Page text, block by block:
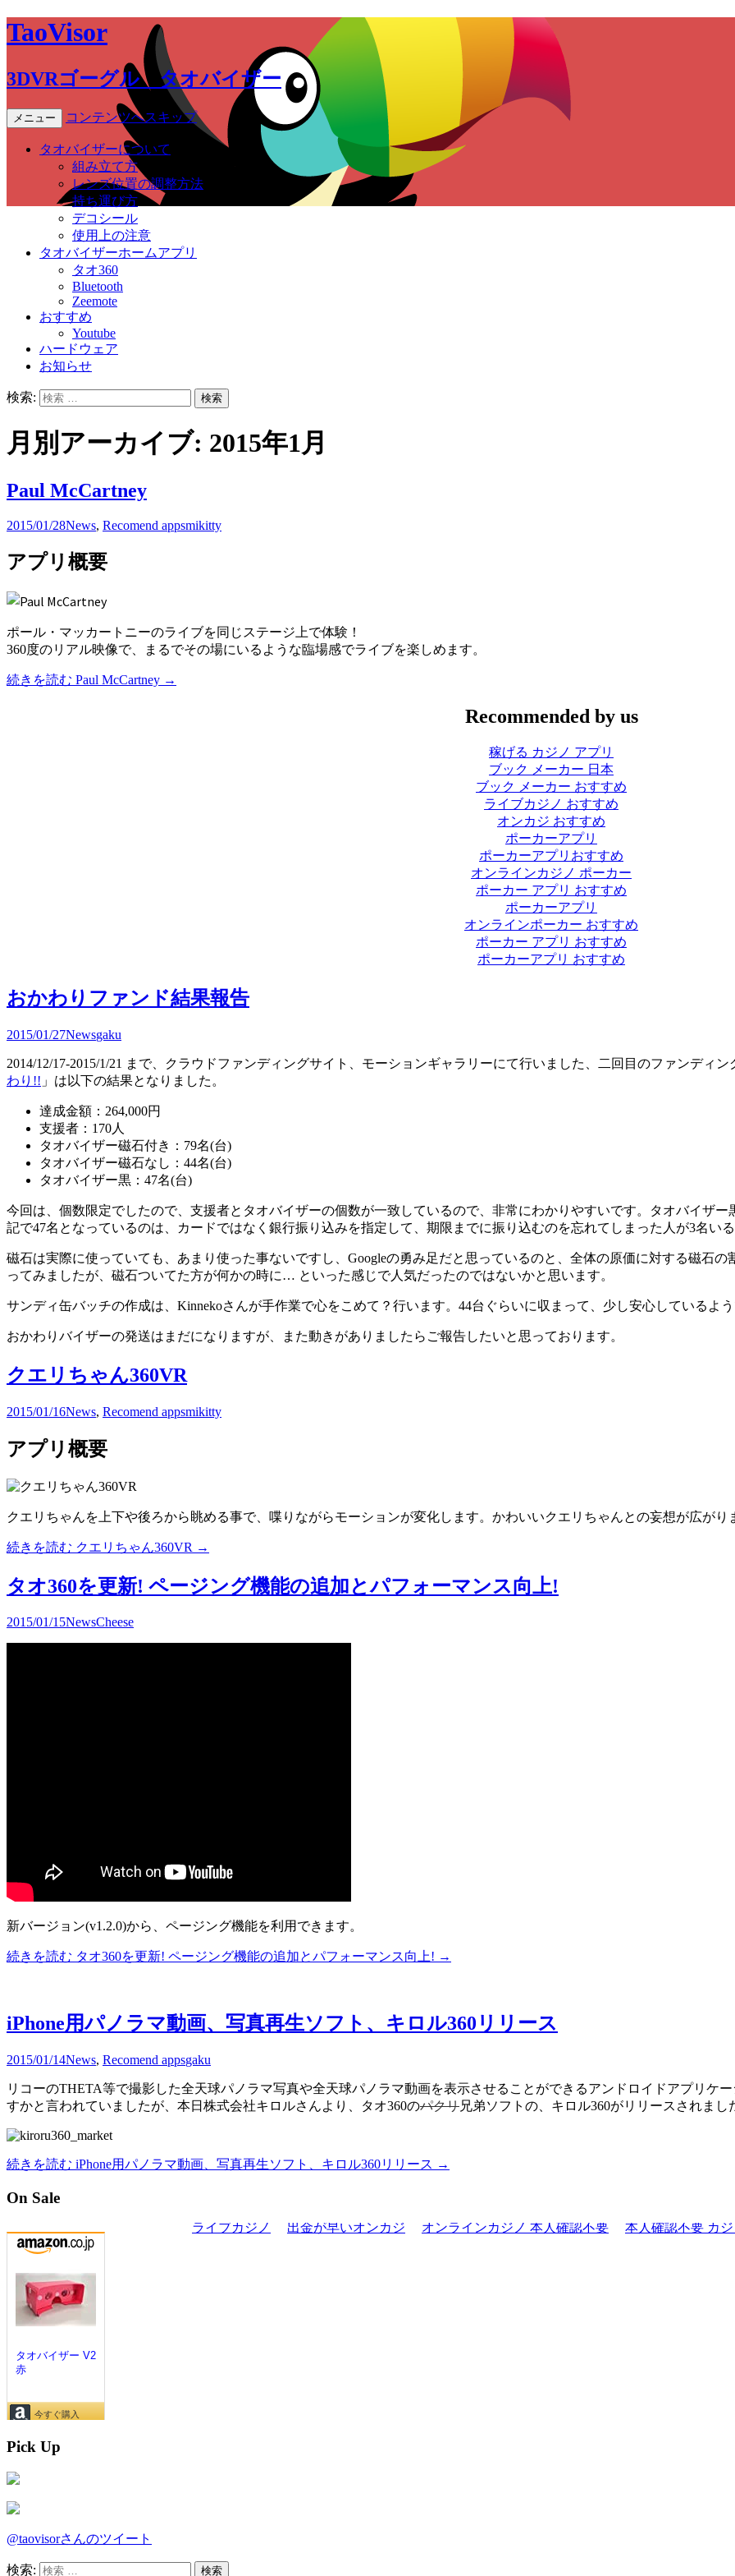
TaoVisor
3DVRゴーグル タオバイザー
メニュー コンテンツへスキップ
タオバイザーについて
組み立て方
レンズ位置の調整方法
持ち運び方
デコシール
使用上の注意
タオバイザーホームアプリ
タオ360
Bluetooth
Zeemote
おすすめ
Youtube
ハードウェア
お知らせ
検索:
月別アーカイブ: 2015年1月
Paul McCartney
2015/01/28News, Recomend appsmikitty
アプリ概要
ポール・マッカートニーのライブを同じステージ上で体験！
360度のリアル映像で、まるでその場にいるような臨場感でライブを楽しめます。
続きを読む Paul McCartney →
Recommended by us
稼げる カジノ アプリ
ブック メーカー 日本
ブック メーカー おすすめ
ライブカジノ おすすめ
オンカジ おすすめ
ポーカーアプリ
ポーカーアプリおすすめ
オンラインカジノ ポーカー
ポーカー アプリ おすすめ
ポーカーアプリ
オンラインポーカー おすすめ
ポーカー アプリ おすすめ
ポーカーアプリ おすすめ
おかわりファンド結果報告
2015/01/27Newsgaku
2014/12/17-2015/1/21 まで、クラウドファンディングサイト、モーションギャラリーにて行いました、二回目のファンディン
わり!! 」は以下の結果となりました。
達成金額：264,000円
支援者：170人
タオバイザー磁石付き：79名(台)
タオバイザー磁石なし：44名(台)
タオバイザー黒：47名(台)
今回は、個数限定でしたので、支援者とタオバイザーの個数が一致しているので、非常にわかりやすいです。タオバイザ
記で47名となっているのは、カードではなく銀行振り込みを指定して、期限までに振り込むのを忘れてしまった人が3名い
磁石は実際に使っていても、あまり使った事ないですし、Googleの勇み足だと思っているのと、全体の原価に対する磁石
ってみましたが、磁石ついてた方が何かの時に… といった感じで人気だったのではないかと思います。
サンディ缶バッチの作成は、Kinnekoさんが手作業で心をこめて？行います。44台ぐらいに収まって、少し安心しているよ
おかわりバイザーの発送はまだになりますが、また動きがありましたらご報告したいと思っております。
クエリちゃん360VR
2015/01/16News, Recomend appsmikitty
アプリ概要
クエリちゃんを 上下や後ろから眺める事で、喋りながらモーションが変化します。かわいいクエリちゃんとの妄想が広がり
続きを読む クエリちゃん360VR →
タオ360を更新! ページング機能の追加とパフォーマンス向上!
2015/01/15NewsCheese
新バージョン(v1.2.0)から、ページング機能を利用できます。
続きを読む タオ360を更新! ページング機能の追加とパフォーマンス向上! →
iPhone用パノラマ動画、写真再生ソフト、キロル360リリース
2015/01/14News, Recomend appsgaku
リコーのTHETA等で撮影した全天球パノラマ写真や全天球パノラマ動画を表示させることができるアンドロイドアプリケ
すかと言われていましたが、本日株式会社キロルさんより、タオ360のパクリ兄弟ソフトの、キロル360がリリースされまし
続きを読む iPhone用パノラマ動画、写真再生ソフト、キロル360リリース →
On Sale
Pick Up
@taovisorさんのツイート
検索: